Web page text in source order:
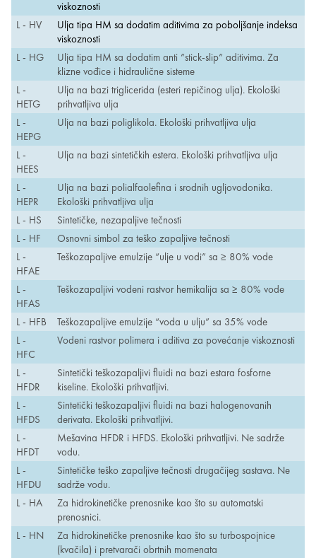
viskoznosti
L - HV
Ulja tipa HM sa dodatim aditivima za poboljšanje indeksa
viskoznosti
L - HG
Ulja tipa HM sa dodatim anti ”stick-slip” aditivima. Za
klizne vođice i hidraulične sisteme
L -
HETG
Ulja na bazi triglicerida (esteri repičinog ulja). Ekološki
prihvatljiva ulja
L -
HEPG
Ulja na bazi poliglikola. Ekološki prihvatljiva ulja
L -
HEES
Ulja na bazi sintetičkih estera. Ekološki prihvatljiva ulja
L -
HEPR
Ulja na bazi polialfaolefina i srodnih ugljovodonika.
Ekološki prihvatljiva ulja
L - HS
Sintetičke, nezapaljive tečnosti
L - HF
Osnovni simbol za teško zapaljive tečnosti
L -
HFAE
Teškozapaljive emulzije “ulje u vodi” sa ≥ 80% vode
L -
HFAS
Teškozapaljivi vodeni rastvor hemikalija sa ≥ 80% vode
L - HFB
Teškozapaljive emulzije “voda u ulju” sa 35% vode
L -
HFC
Vodeni rastvor polimera i aditiva za povećanje viskoznosti
L -
HFDR
Sintetički teškozapaljivi fluidi na bazi estara fosforne
kiseline. Ekološki prihvatljivi.
L -
HFDS
Sintetički teškozapaljivi fluidi na bazi halogenovanih
derivata. Ekološki prihvatljivi.
L -
HFDT
Mešavina HFDR i HFDS. Ekološki prihvatljivi. Ne sadrže
vodu.
L -
HFDU
Sintetičke teško zapaljive tečnosti drugačijeg sastava. Ne
sadrže vodu.
L - HA
Za hidrokinetičke prenosnike kao što su automatski
prenosnici.
L - HN
Za hidrokinetičke prenosnike kao što su turbospojnice
(kvačila) i pretvarači obrtnih momenata